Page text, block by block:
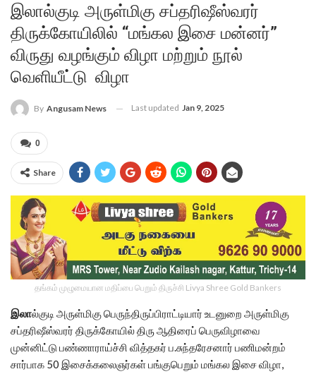
இலால்குடி அருள்மிகு சப்தரிஷீஸ்வரர்
திருக்கோயிலில் “மங்கல இசை மன்னர்”
விருது வழங்கும் விழா மற்றும் நூல்
வெளியீட்டு விழா
By Angusam News Last updated Jan 9, 2025
0
Share
தங்கம் முழுமையான மதிப்பை பெறும் திருச்சி Livya Shree Gold Bankers
இலால்குடி அருள்மிகு பெருந்திருப்பிராட்டியார் உடனுறை அருள்மிகு
சப்தரிஷீஸ்வரர் திருக்கோயில் திரு ஆதிரைப் பெருவிழாவை
முன்னிட்டு பண்ணாராய்ச்சி வித்தகர் ப.சுந்தரேசனார் பணிமன்றம்
சார்பாக 50 இசைக்கலைஞர்கள் பங்குபெறும் மங்கல இசை விழா,